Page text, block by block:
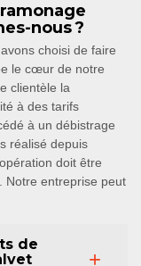
nous ?
choisi de faire
le cœur de notre
clientèle la
à des tarifs
à un débistrage
réalisé depuis
doit être
Notre entreprise peut
de